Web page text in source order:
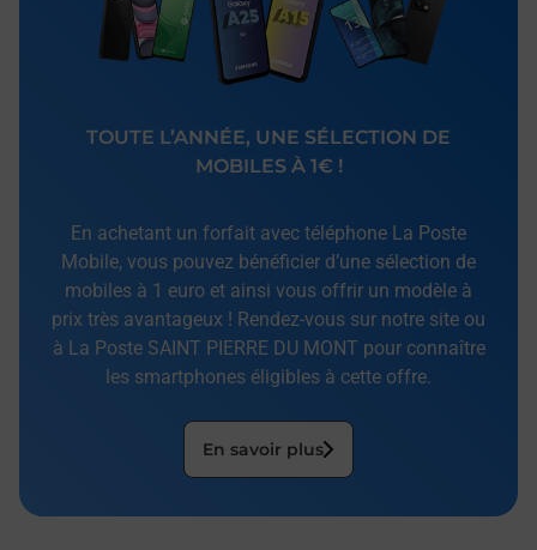
TOUTE L’ANNÉE, UNE SÉLECTION DE
MOBILES À 1€ !
En achetant un forfait avec téléphone La Poste
Mobile, vous pouvez bénéficier d’une sélection de
mobiles à 1 euro et ainsi vous offrir un modèle à
prix très avantageux ! Rendez-vous sur notre site ou
à La Poste SAINT PIERRE DU MONT pour connaître
les smartphones éligibles à cette offre.
En savoir plus